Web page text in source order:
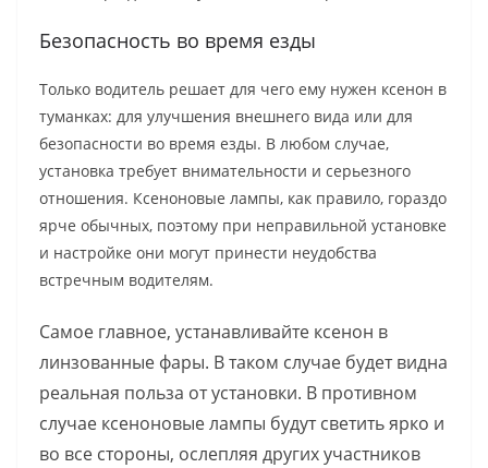
Безопасность во время езды
Только водитель решает для чего ему нужен ксенон в
туманках: для улучшения внешнего вида или для
безопасности во время езды. В любом случае,
установка требует внимательности и серьезного
отношения. Ксеноновые лампы, как правило, гораздо
ярче обычных, поэтому при неправильной установке
и настройке они могут принести неудобства
встречным водителям.
Самое главное, устанавливайте ксенон в
линзованные фары. В таком случае будет видна
реальная польза от установки. В противном
случае ксеноновые лампы будут светить ярко и
во все стороны, ослепляя других участников